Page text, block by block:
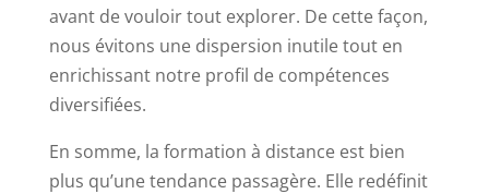
avant de vouloir tout explorer. De cette façon,
nous évitons une dispersion inutile tout en
enrichissant notre profil de compétences
diversifiées.
En somme, la formation à distance est bien
plus qu’une tendance passagère. Elle redéfinit